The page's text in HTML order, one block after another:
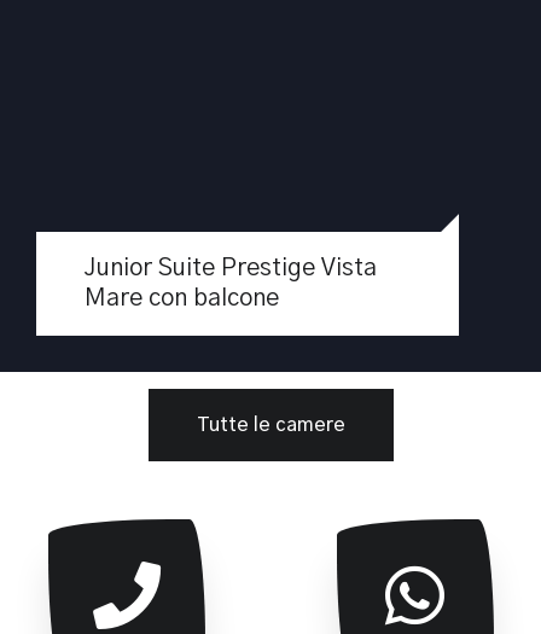
Junior Suite Prestige Vista
Mare con balcone
Tutte le camere